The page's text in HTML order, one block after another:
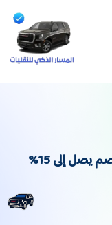
توصيل من مطار الطائف الى الحرم | خصم يصل إلى 15%